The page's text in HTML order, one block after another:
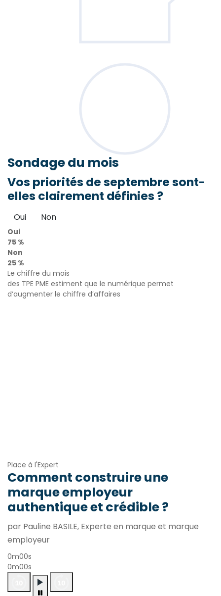
Sondagedu mois
Vos priorités de septembre sont-
elles clairement définies ?
Oui Non
Oui
75 %
Non
25 %
Le chiffre du mois
des TPE PME estiment que le numérique permet
d’augmenter le chiffre d’affaires
Place à l'Expert
Comment construire une
marque employeur
authentique et crédible ?
par Pauline BASILE, Experte en marque et marque
employeur
0m00s
0m00s